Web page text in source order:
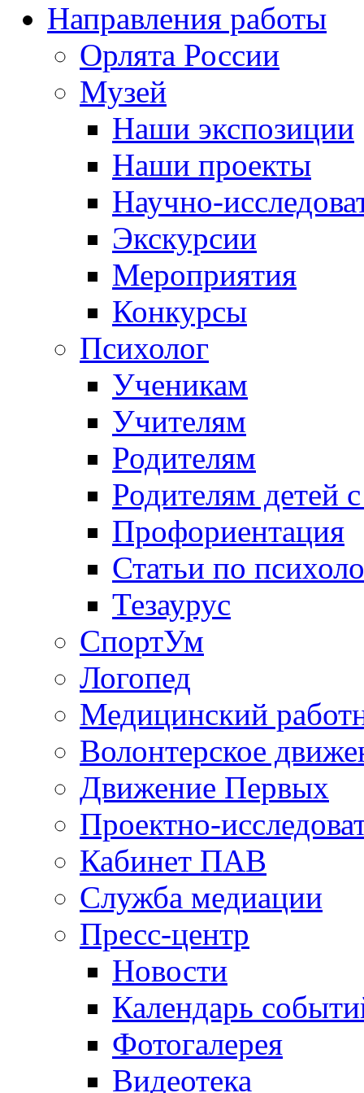
Направления работы
Орлята России
Музей
Наши экспозиции
Наши проекты
Научно-
Экскурсии
Мероприятия
Конкурсы
Психолог
Ученикам
Учителям
Родителям
Родителям детей
Профориентация
Статьи по
Тезаурус
СпортУм
Логопед
Медицинский
Волонтерское
Движение Первых
Проектно-
Кабинет ПАВ
Служба медиации
Пресс-центр
Новости
Календарь
Фотогалерея
Видеотека